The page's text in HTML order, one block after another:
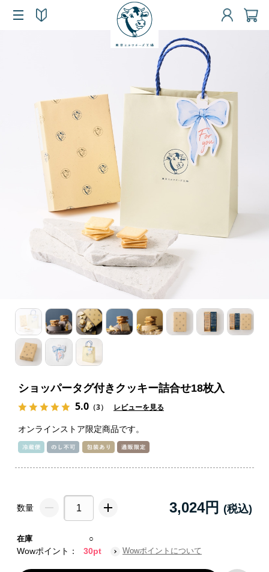
ショッパータグ付きクッキー詰合せ18枚入
5.0 （3） レビューを見る
オンラインストア限定商品です。
数量 3,024円
在庫 ○
Wowポイント： 30pt Wowポイントについて